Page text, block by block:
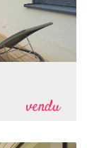
vendu